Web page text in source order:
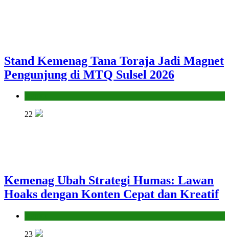
Stand Kemenag Tana Toraja Jadi Magnet
Pengunjung di MTQ Sulsel 2026
22
Kemenag Ubah Strategi Humas: Lawan
Hoaks dengan Konten Cepat dan Kreatif
23